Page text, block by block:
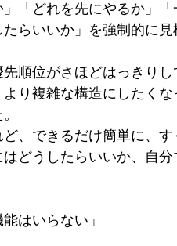
「どれを先にやるか」
らいいか」を強制的に
順位がさほどはっきり
り複雑な構造にしたく
、できるだけ簡単に、
どうしたらいいか、自
はいらない」